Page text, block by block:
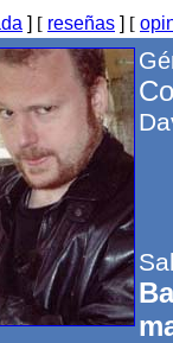
] [ reseñas ] [